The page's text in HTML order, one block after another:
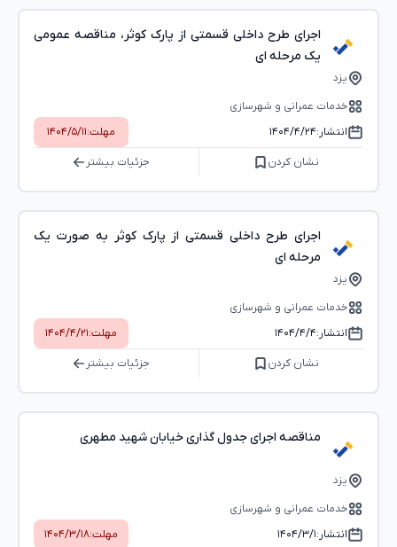
اجرای طرح داخلی قسمتی از پارک کوثر، مناقصه عمومی
یک مرحله ای
یزد
خدمات عمرانی و شهرسازی
انتشار:۱۴۰۴/۴/۲۴ مهلت:۱۴۰۴/۵/۱۱
نشان کردن جزئیات بیشتر
اجرای طرح داخلی قسمتی از پارک کوثر به صورت یک
مرحله ای
یزد
خدمات عمرانی و شهرسازی
انتشار:۱۴۰۴/۴/۴ مهلت:۱۴۰۴/۴/۲۱
نشان کردن جزئیات بیشتر
مناقصه اجرای جدول گذاری خیابان شهید مطهری
یزد
خدمات عمرانی و شهرسازی
انتشار:۱۴۰۴/۳/۱ مهلت:۱۴۰۴/۳/۱۸